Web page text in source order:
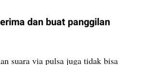
dan buat panggilan
suara via pulsa juga tidak bisa